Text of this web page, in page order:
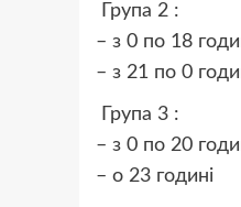
Група 2 :
– з 0 по 18
– з 21 по 0
Група 3 :
– з 0 по 20
– о 23 годині